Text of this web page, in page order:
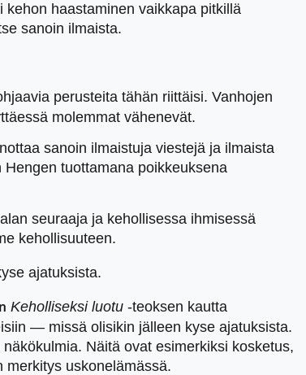
haastaminen vaikkapa pitkillä
sanoin ilmaista.
perusteita tähän riittäisi. Vanhojen
molemmat vähenevät.
sanoin ilmaistuja viestejä ja ilmaista
tuottamana poikkeuksena
seuraaja ja kehollisessa ihmisessä
kehollisuuteen.
ajatuksista.
Keholliseksi luotu -teoksen kautta
— missä olisikin jälleen kyse ajatuksista.
Näitä ovat esimerkiksi kosketus,
merkitys uskonelämässä.